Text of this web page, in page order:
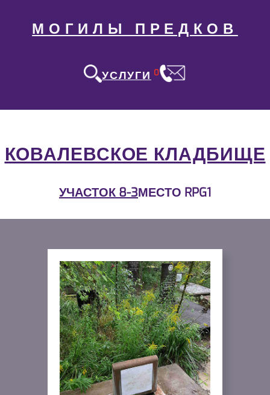
МОГИЛЫ ПРЕДКОВ
УСЛУГИ 0
КОВАЛЕВСКОЕ КЛАДБИЩЕ
УЧАСТОК 8-3МЕСТО RPG1